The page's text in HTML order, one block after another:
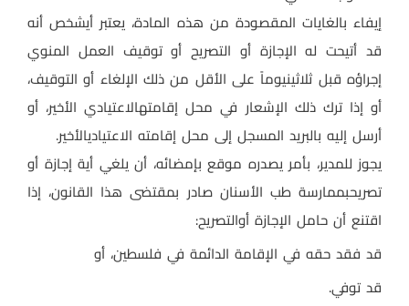
إيفاء بالغايات المقصودة من هذه المادة، يعتبر أيشخص أنه
قد أتيحت له الإجازة أو التصريح أو توقيف العمل المنوي
إجراؤه قبل ثلاثينيوماً على الأقل من ذلك الإلغاء أو التوقيف،
أو إذا ترك ذلك الإشعار في محل إقامتهالاعتيادي الأخير، أو
أرسل إليه بالبريد المسجل إلى محل إقامته الاعتياديالأخير.
يجوز للمدير، بأمر يصدره موقع بإمضائه، أن يلغي أية إجازة أو
تصريحبممارسة طب الأسنان صادر بمقتضى هذا القانون، إذا
اقتنع أن حامل الإجازة أوالتصريح:
قد فقد حقه في الإقامة الدائمة في فلسطين، أو
قد توفي.